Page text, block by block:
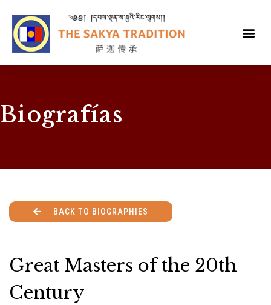
Biografías
BACK TO BIOGRAPHIES
Great Masters of the 20th
Century